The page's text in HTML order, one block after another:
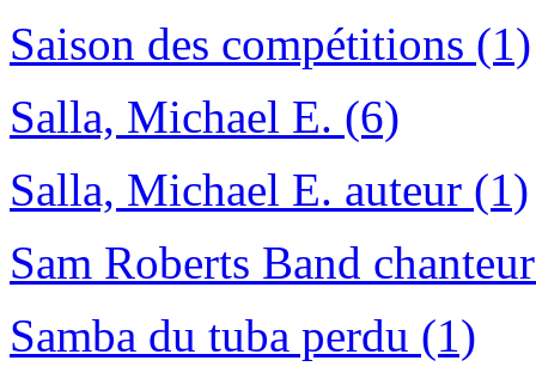
Saison des compétitions (1)
Salla, Michael E. (6)
Salla, Michael E. auteur (1)
Sam Roberts Band
Samba du tuba perdu (1)